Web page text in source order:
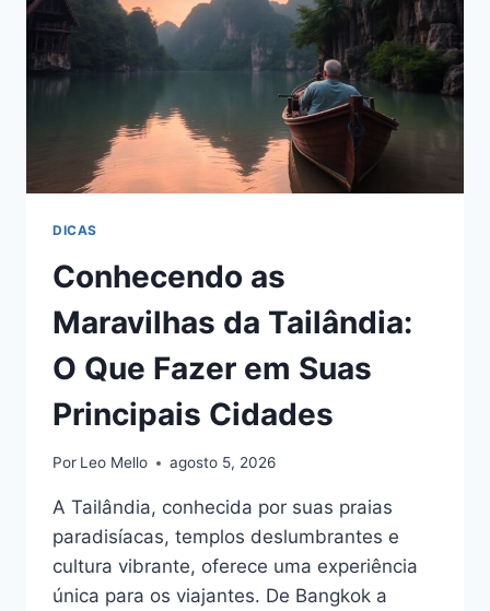
NESSE
TIPO
DE
EM
JOÃO
PESSOA?
DICAS
Conhecendo as
Maravilhas da Tailândia:
O Que Fazer em Suas
Principais Cidades
Por Leo Mello agosto 5, 2026
A Tailândia, conhecida por suas praias
paradisíacas, templos deslumbrantes e
cultura vibrante, oferece uma experiência
única para os viajantes. De Bangkok a